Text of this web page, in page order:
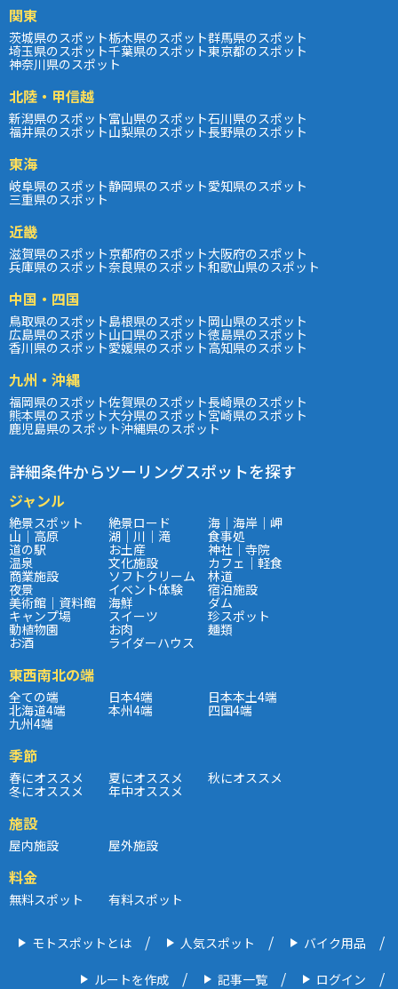
関東
茨城県のスポット栃木県のスポット群馬県のスポット
埼玉県のスポット千葉県のスポット東京都のスポット
神奈川県のスポット
北陸・甲信越
新潟県のスポット富山県のスポット石川県のスポット
福井県のスポット山梨県のスポット長野県のスポット
東海
岐阜県のスポット静岡県のスポット愛知県のスポット
三重県のスポット
近畿
滋賀県のスポット京都府のスポット大阪府のスポット
兵庫県のスポット奈良県のスポット和歌山県のスポット
中国・四国
鳥取県のスポット島根県のスポット岡山県のスポット
広島県のスポット山口県のスポット徳島県のスポット
香川県のスポット愛媛県のスポット高知県のスポット
九州・沖縄
福岡県のスポット佐賀県のスポット長崎県のスポット
熊本県のスポット大分県のスポット宮崎県のスポット
鹿児島県のスポット沖縄県のスポット
詳細条件からツーリングスポットを探す
ジャンル
絶景スポット 絶景ロード 海｜海岸｜岬
山｜高原 湖｜川｜滝 食事処
道の駅 お土産 神社｜寺院
温泉 文化施設 カフェ｜軽食
商業施設 ソフトクリーム 林道
夜景 イベント体験 宿泊施設
美術館｜資料館 海鮮 ダム
キャンプ場 スイーツ 珍スポット
動植物園 お肉 麺類
お酒 ライダーハウス
東西南北の端
全ての端 日本4端 日本本土4端
北海道4端 本州4端 四国4端
九州4端
季節
春にオススメ 夏にオススメ 秋にオススメ
冬にオススメ 年中オススメ
施設
屋内施設 屋外施設
料金
無料スポット 有料スポット
モトスポットとは 人気スポット バイク用品
ルートを作成 記事一覧 ログイン